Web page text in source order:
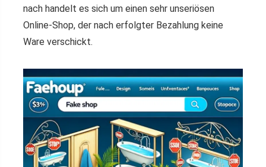
nach handelt es sich um einen sehr unseriösen
Online-Shop, der nach erfolgter Bezahlung keine
Ware verschickt.